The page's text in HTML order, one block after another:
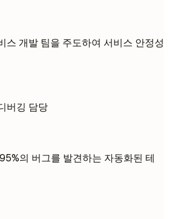
스 개발 팀을 주도하여 서비스 안정성
버깅 담당
의 버그를 발견하는 자동화된 테